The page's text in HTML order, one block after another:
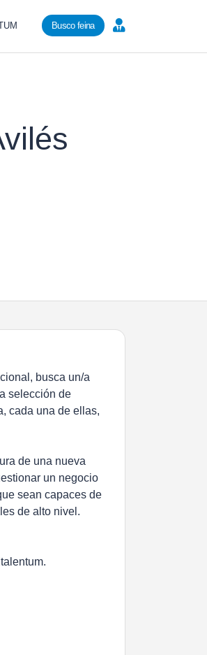
Busco feina
busca un/a
selección de
cada una de ellas,
de una nueva
un negocio
sean capaces de
de alto nivel.